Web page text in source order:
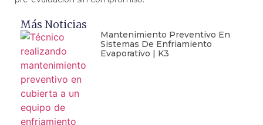
Más Noticias
Mantenimiento Preventivo En
Sistemas De Enfriamiento
Evaporativo | K3